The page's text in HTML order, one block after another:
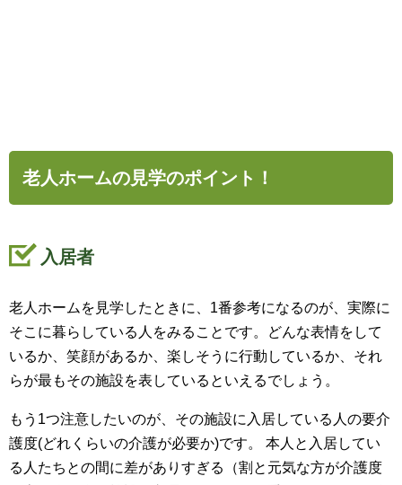
老人ホームの見学のポイント！
入居者
老人ホームを見学したときに、1番参考になるのが、実際に
そこに暮らしている人をみることです。どんな表情をして
いるか、笑顔があるか、楽しそうに行動しているか、それ
らが最もその施設を表しているといえるでしょう。
もう1つ注意したいのが、その施設に入居している人の要介
護度(どれくらいの介護が必要か)です。 本人と入居してい
る人たちとの間に差がありすぎる（割と元気な方が介護度